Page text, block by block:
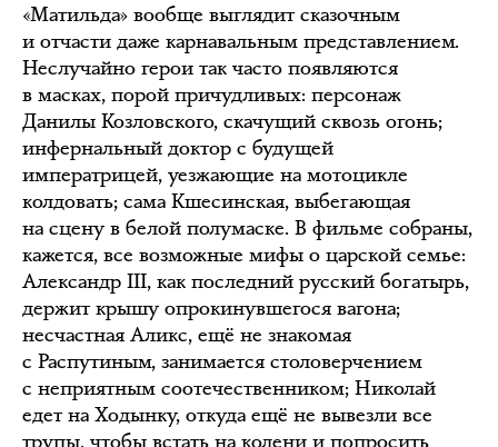
«Матильда» вообще выглядит сказочным
и отчасти даже карнавальным представлением.
Неслучайно герои так часто появляются
в масках, порой причудливых: персонаж
Данилы Козловского, скачущий сквозь огонь;
инфернальный доктор с будущей
императрицей, уезжающие на мотоцикле
колдовать; сама Кшесинская, выбегающая
на сцену в белой полумаске. В фильме собраны,
кажется, все возможные мифы о царской семье:
Александр III, как последний русский богатырь,
держит крышу опрокинувшегося вагона;
несчастная Аликс, ещё не знакомая
с Распутиным, занимается столоверчением
с неприятным соотечественником; Николай
едет на Ходынку, откуда ещё не вывезли все
трупы, чтобы встать на колени и попросить